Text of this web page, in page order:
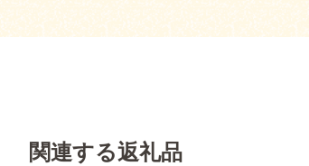
関連する返礼品